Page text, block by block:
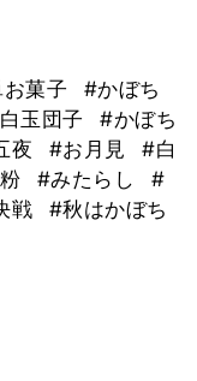
菓子
#かぼち
玉団子
#かぼち
夜 #お月見
#白
#みたらし
#
戦
#秋はかぼち